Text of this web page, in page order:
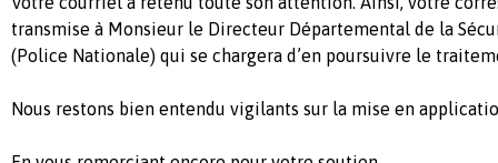
transmise à Monsieur le Directeur Départemental de la
(Police Nationale) qui se chargera d’en poursuivre le
Nous restons bien entendu vigilants sur la mise en